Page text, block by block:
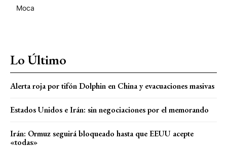
Moca
Lo Último
Alerta roja por tifón Dolphin en China y evacuaciones masivas
Estados Unidos e Irán: sin negociaciones por el memorando
Irán: Ormuz seguirá bloqueado hasta que EEUU acepte
«todas»